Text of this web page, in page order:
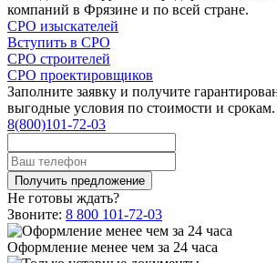
компаний в Фрязине и по всей стране.
СРО изыскателей
Вступить в СРО
СРО строителей
СРО проектировщиков
Заполните заявку и получите
выгодные условия по стоимости и
8(800)101-72-03
Не готовы ждать?
Звоните: 8 800 101-72-03
Оформление менее чем за 24 часа